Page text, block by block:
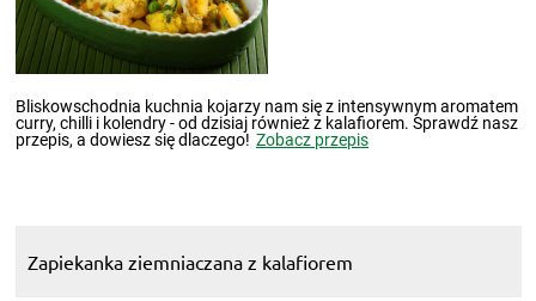
Bliskowschodnia kuchnia kojarzy nam się z intensywnym aromatem
curry, chilli i kolendry - od dzisiaj również z kalafiorem. Sprawdź nasz
przepis, a dowiesz się dlaczego! Zobacz przepis
Zapiekanka ziemniaczana z kalafiorem